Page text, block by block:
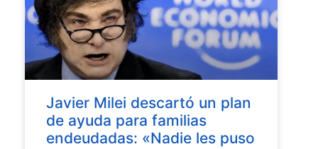
Javier Milei descartó un plan
de ayuda para familias
endeudadas: «Nadie les puso